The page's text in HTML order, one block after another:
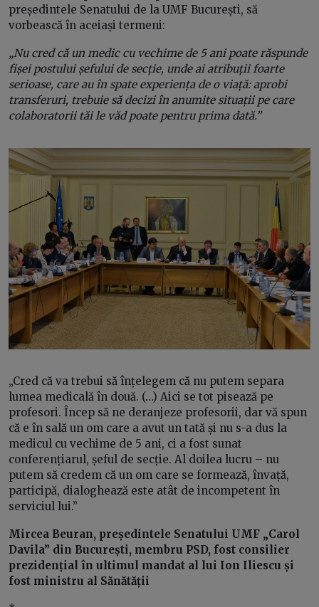
președintele Senatului de la UMF București, să
vorbească în aceiași termeni:
„Nu cred că un medic cu vechime de 5 ani poate răspunde
fișei postului șefului de secție, unde ai atribuții foarte
serioase, care au în spate experiența de o viață: aprobi
transferuri, trebuie să decizi în anumite situații pe care
colaboratorii tăi le văd poate pentru prima dată.”
„Cred că va trebui să înțelegem că nu putem separa
lumea medicală în două. (…) Aici se tot pisează pe
profesori. Încep să ne deranjeze profesorii, dar vă spun
că e în sală un om care a avut un tată și nu s-a dus la
medicul cu vechime de 5 ani, ci a fost sunat
conferențiarul, șeful de secție. Al doilea lucru – nu
putem să credem că un om care se formează, învață,
participă, dialoghează este atât de incompetent în
serviciul lui.”
Mircea Beuran, președintele Senatului UMF „Carol
Davila” din București, membru PSD, fost consilier
prezidențial în ultimul mandat al lui Ion Iliescu și
fost ministru al Sănătății